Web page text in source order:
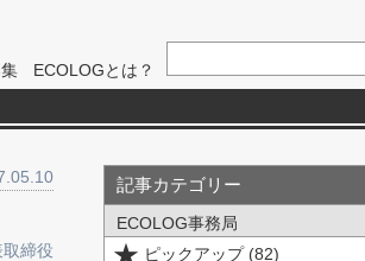
ECOLOGとは？
締役
記事カテゴリー
ECOLOG事務局
ピックアップ (82)